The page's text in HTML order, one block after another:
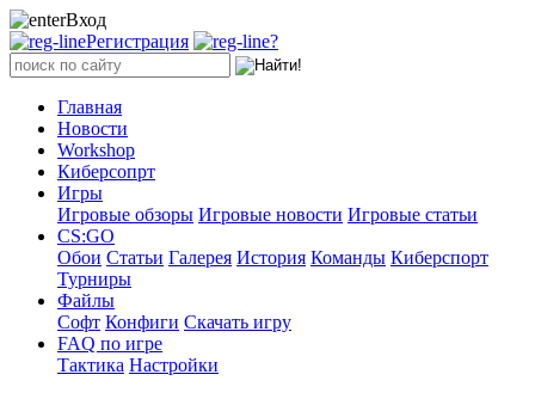
Вход
Регистрация
?
Главная
Новости
Workshop
Киберсопрт
Игры
Игровые обзоры Игровые новости Игровые статьи
CS:GO
Обои Статьи Галерея История Команды Киберспорт
Турниры
Файлы
Софт Конфиги Скачать игру
FAQ по игре
Тактика Настройки